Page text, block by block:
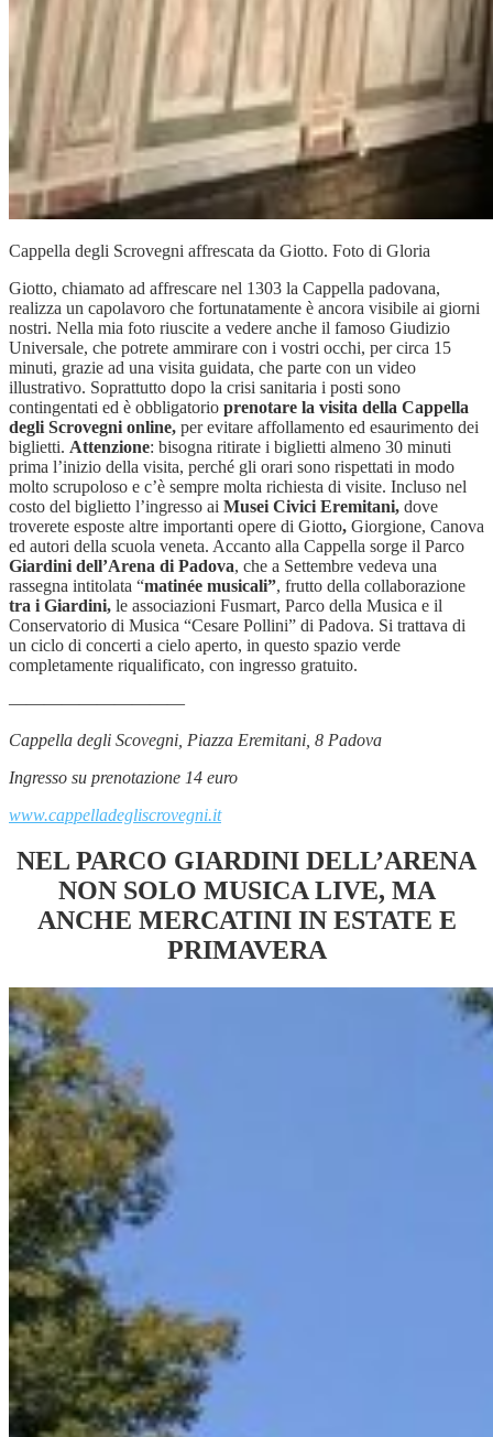
Cappella degli Scrovegni affrescata da Giotto. Foto di Gloria
Giotto, chiamato ad affrescare nel 1303 la Cappella padovana,
realizza un capolavoro che fortunatamente è ancora visibile ai giorni
nostri. Nella mia foto riuscite a vedere anche il famoso Giudizio
Universale, che potrete ammirare con i vostri occhi, per circa 15
minuti, grazie ad una visita guidata, che parte con un video
illustrativo. Soprattutto dopo la crisi sanitaria i posti sono
contingentati ed è obbligatorio prenotare la visita della Cappella
degli Scrovegni online, per evitare affollamento ed esaurimento dei
biglietti. Attenzione: bisogna ritirate i biglietti almeno 30 minuti
prima l’inizio della visita, perché gli orari sono rispettati in modo
molto scrupoloso e c’è sempre molta richiesta di visite. Incluso nel
costo del biglietto l’ingresso ai Musei Civici Eremitani, dove
troverete esposte altre importanti opere di Giotto, Giorgione, Canova
ed autori della scuola veneta. Accanto alla Cappella sorge il Parco
Giardini dell’Arena di Padova, che a Settembre vedeva una
rassegna intitolata “matinée musicali”, frutto della collaborazione
tra i Giardini, le associazioni Fusmart, Parco della Musica e il
Conservatorio di Musica “Cesare Pollini” di Padova. Si trattava di
un ciclo di concerti a cielo aperto, in questo spazio verde
completamente riqualificato, con ingresso gratuito.
——————————
Cappella degli Scovegni, Piazza Eremitani, 8 Padova
Ingresso su prenotazione 14 euro
www.cappelladegliscrovegni.it
NEL PARCO GIARDINI DELL’ARENA
NON SOLO MUSICA LIVE, MA
ANCHE MERCATINI IN ESTATE E
PRIMAVERA